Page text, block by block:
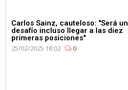
Carlos Sainz, cauteloso: "Será un
desafío incluso llegar a las diez
primeras posiciones"
25/02/2025 18:02
0